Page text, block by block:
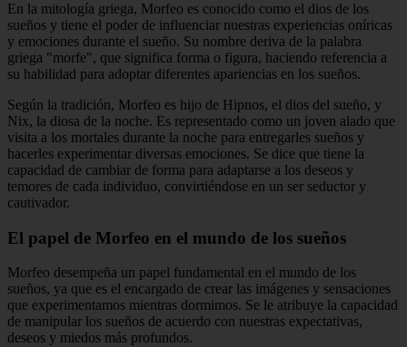
En la mitología griega, Morfeo es conocido como el dios de los
sueños y tiene el poder de influenciar nuestras experiencias oníricas
y emociones durante el sueño. Su nombre deriva de la palabra
griega "morfe", que significa forma o figura, haciendo referencia a
su habilidad para adoptar diferentes apariencias en los sueños.
Según la tradición, Morfeo es hijo de Hipnos, el dios del sueño, y
Nix, la diosa de la noche. Es representado como un joven alado que
visita a los mortales durante la noche para entregarles sueños y
hacerles experimentar diversas emociones. Se dice que tiene la
capacidad de cambiar de forma para adaptarse a los deseos y
temores de cada individuo, convirtiéndose en un ser seductor y
cautivador.
El papel de Morfeo en el mundo de los sueños
Morfeo desempeña un papel fundamental en el mundo de los
sueños, ya que es el encargado de crear las imágenes y sensaciones
que experimentamos mientras dormimos. Se le atribuye la capacidad
de manipular los sueños de acuerdo con nuestras expectativas,
deseos y miedos más profundos.